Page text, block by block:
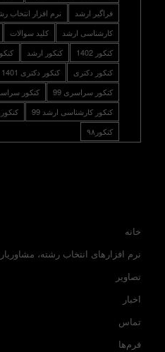
فراگیر ارشد
نرم افزار انتخاب
کارشناسی ارشد
کلید سوالات
کنکور 1402
کنکور ارشد
کنکور دکتری
کنکور دکتری 1401
کنکور سراسری 99
کنکور سراسری
کنکور کارشناسی ارشد 99
کنکور
کنکور۹۸
خانه
نرم افزارهای انتخاب رشته،
تصاویر
اخبار
تماس
فرم‌ها